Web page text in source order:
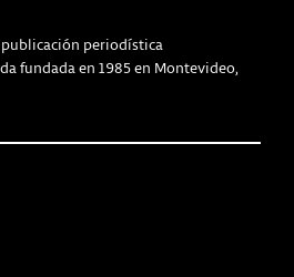
publicación periodística
fundada en 1985 en Montevideo,